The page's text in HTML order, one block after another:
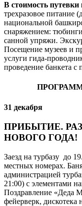
В стоимость путевки
трехразовое питание
национальной
снаряжением:
санной упряжи.
Посещение музеев и
услуги гида-
проведение банкета
31 декабря
ПРИБЫТИЕ.
НОВОГО ГОДА!
Заезд на турбазу до
местных номерах.
администрацией
21:00) с элементами
Поздравление «Деда
фейерверк, дискотека